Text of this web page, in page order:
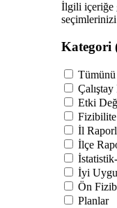
İlgili içeriğe
seçimlerinizi
Kategori
Tümünü
Etki
İl
İlçe
İyi
Ön
Planlar